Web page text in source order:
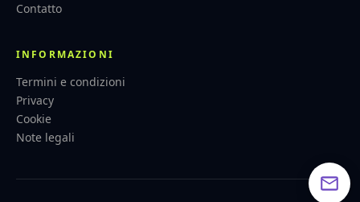
Contatto
INFORMAZIONI
Termini e condizioni
Privacy
Cookie
Note legali